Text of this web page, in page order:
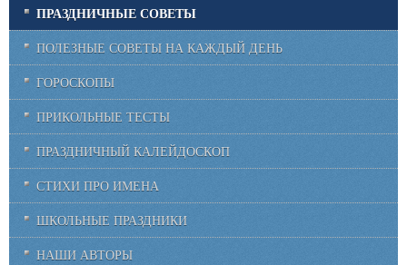
ПРАЗДНИЧНЫЕ СОВЕТЫ
ПОЛЕЗНЫЕ СОВЕТЫ НА КАЖДЫЙ ДЕНЬ
ГОРОСКОПЫ
ПРИКОЛЬНЫЕ ТЕСТЫ
ПРАЗДНИЧНЫЙ КАЛЕЙДОСКОП
СТИХИ ПРО ИМЕНА
ШКОЛЬНЫЕ ПРАЗДНИКИ
НАШИ АВТОРЫ